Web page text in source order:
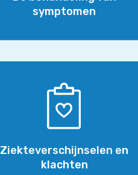
symptomen
en
klachten
Ziekteverschijnselen en
klachten